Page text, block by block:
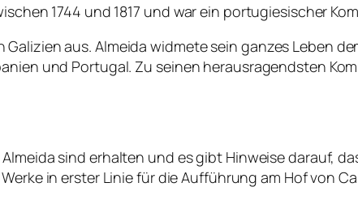
1744 und 1817 und war ein portugiesischer
aus. Almeida widmete sein ganzes Leben
und Portugal. Zu seinen herausragendsten
sind erhalten und es gibt Hinweise darauf,
in erster Linie für die Aufführung am Hof von